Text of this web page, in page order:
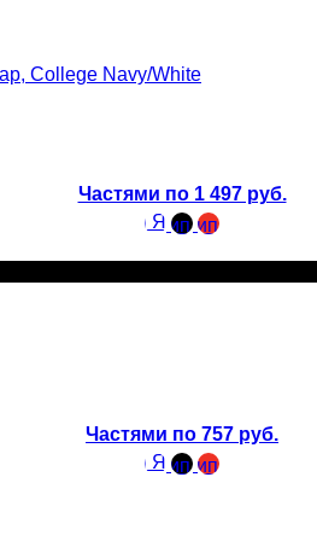
Частями по 1 497 руб.
Частями по 757 руб.